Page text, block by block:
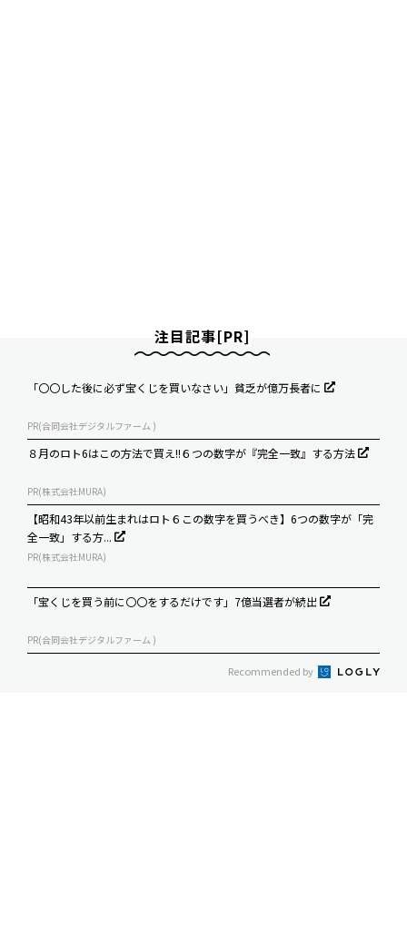
注目記事[PR]
「〇〇した後に必ず宝くじを買いなさい」貧乏が億万長者に
PR(合同会社デジタルファーム )
８月のロト6はこの方法で買え!!６つの数字が『完全一致』する方法
PR(株式会社MURA)
【昭和43年以前生まれはロト６この数字を買うべき】6つの数字が「完
全一致」する方...
PR(株式会社MURA)
「宝くじを買う前に〇〇をするだけです」7億当選者が続出
PR(合同会社デジタルファーム )
Recommended by